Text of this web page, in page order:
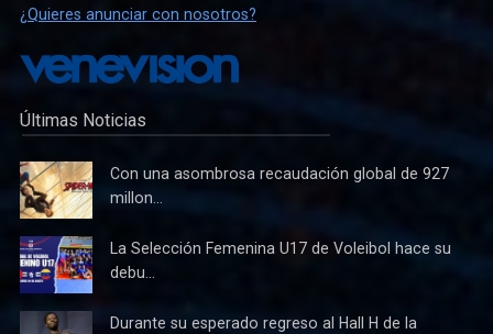
¿Quieres anunciar con nosotros?
Últimas Noticias
Con una asombrosa recaudación global de 927
millon...
La Selección Femenina U17 de Voleibol hace su
debu...
Durante su esperado regreso al Hall H de la